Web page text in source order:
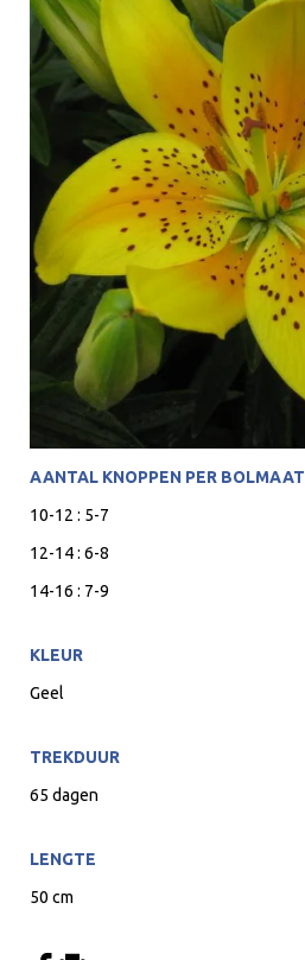
AANTAL KNOPPEN PER BOLMAAT
10-12 : 5-7
12-14 : 6-8
14-16 : 7-9
KLEUR
Geel
TREKDUUR
65 dagen
LENGTE
50 cm